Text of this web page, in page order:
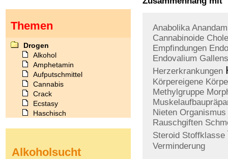
Anabolika
Cannabinoide
Empfindungen
Endovalium
Herzerkrankungen
Körpereigene
Methylgruppe
Nieten Organismus
Rauschgiften
Steroid Stoffklasse
Verminderung
Themen
Drogen
Alkohol
Amphetamin
Aufputschmittel
Cannabis
Crack
Ecstasy
Haschisch
Kokain
Alkoholsucht